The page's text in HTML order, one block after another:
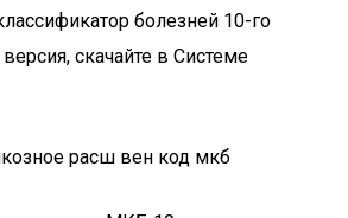
болезней 10-го
скачайте в Системе
расш вен код мкб